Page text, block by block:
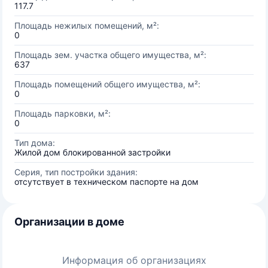
117.7
Площадь нежилых помещений, м²:
0
Площадь зем. участка общего имущества, м²:
637
Площадь помещений общего имущества, м²:
0
Площадь парковки, м²:
0
Тип дома:
Жилой дом блокированной застройки
Серия, тип постройки здания:
отсутствует в техническом паспорте на дом
Организации в доме
Информация об организациях